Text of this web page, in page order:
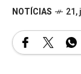
NOTÍCIAS 21,